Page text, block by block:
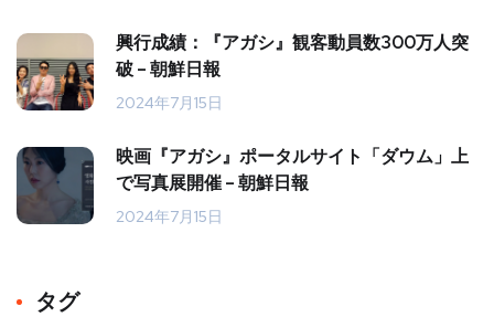
興行成績：『アガシ』観客動員数300万人突
破 – 朝鮮日報
2024年7月15日
映画『アガシ』ポータルサイト「ダウム」上
で写真展開催 – 朝鮮日報
2024年7月15日
タグ